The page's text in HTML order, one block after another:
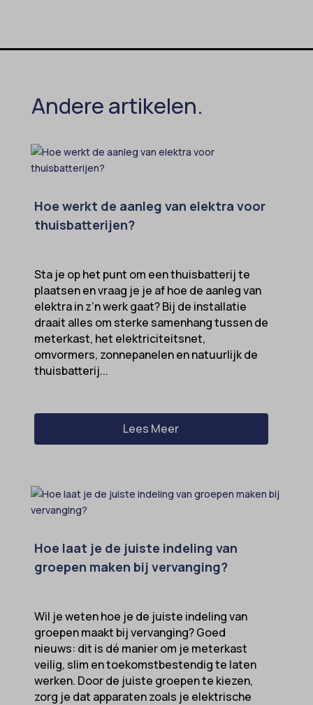
Andere artikelen.
Hoe werkt de aanleg van elektra voor
thuisbatterijen?
Sta je op het punt om een thuisbatterij te
plaatsen en vraag je je af hoe de aanleg van
elektra in z’n werk gaat? Bij de installatie
draait alles om sterke samenhang tussen de
meterkast, het elektriciteitsnet,
omvormers, zonnepanelen en natuurlijk de
thuisbatterij...
Lees Meer
Hoe laat je de juiste indeling van
groepen maken bij vervanging?
Wil je weten hoe je de juiste indeling van
groepen maakt bij vervanging? Goed
nieuws: dit is dé manier om je meterkast
veilig, slim en toekomstbestendig te laten
werken. Door de juiste groepen te kiezen,
zorg je dat apparaten zoals je elektrische
wpc*